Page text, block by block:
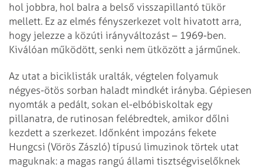
hol jobbra, hol balra a belső visszapillantó tükör
mellett. Ez az elmés fényszerkezet volt hivatott arra,
hogy jelezze a közúti irányváltozást – 1969-ben.
Kiválóan működött, senki nem ütközött a járműnek.
Az utat a biciklisták uralták, végtelen folyamuk
négyes-ötös sorban haladt mindkét irányba. Gépiesen
nyomták a pedált, sokan el-elbóbiskoltak egy
pillanatra, de rutinosan felébredtek, amikor dőlni
kezdett a szerkezet. Időnként impozáns fekete
Hungcsi (Vörös Zászló) típusú limuzinok törtek utat
maguknak: a magas rangú állami tisztségviselőknek